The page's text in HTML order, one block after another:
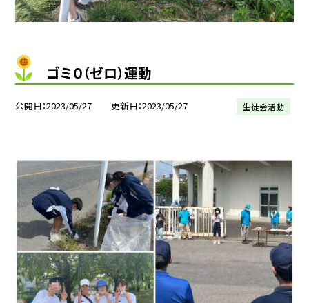
ゴミ０（ゼロ）運動
公開日 2023/05/27 更新日 2023/05/27 生徒会活動